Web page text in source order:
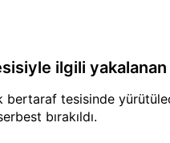
ilgili yakalanan
bertaraf tesisinde
bırakıldı.